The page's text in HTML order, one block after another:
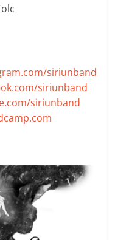
siriunband
siriunband
siriunband